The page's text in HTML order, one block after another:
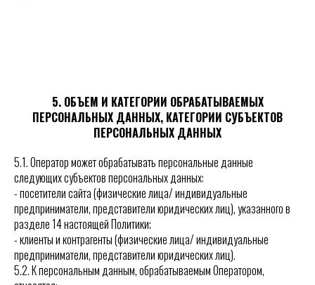
5. ОБЪЕМ И КАТЕГОРИИ ОБРАБАТЫВАЕМЫХ
ПЕРСОНАЛЬНЫХ ДАННЫХ, КАТЕГОРИИ СУБЪЕКТОВ
ПЕРСОНАЛЬНЫХ ДАННЫХ
5.1. Оператор может обрабатывать персональные данные
следующих субъектов персональных данных:
- посетители сайта (физические лица/ индивидуальные
предприниматели, представители юридических лиц), указанного в
разделе 14 настоящей Политики;
- клиенты и контрагенты (физические лица/ индивидуальные
предприниматели, представители юридических лиц).
5.2. К персональным данным, обрабатываемым Оператором,